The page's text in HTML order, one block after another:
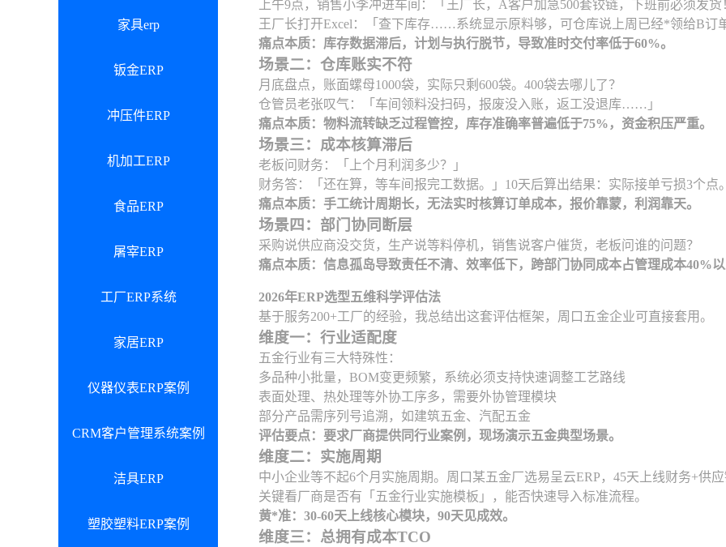
家具erp
钣金ERP
冲压件ERP
机加工ERP
食品ERP
屠宰ERP
工厂ERP系统
家居ERP
仪器仪表ERP案例
CRM客户管理系统案例
洁具ERP
塑胶塑料ERP案例
上午9点，销售小李冲进车间：「王厂长，A客户加急500套铰链，下班前必须发货
王厂长打开Excel：「查下库存……系统显示原料够，可仓库说上周已经*领给B订
痛点本质：库存数据滞后，计划与执行脱节，导致准时交付率低于60%。
场景二：仓库账实不符
月底盘点，账面螺母1000袋，实际只剩600袋。400袋去哪儿了？
仓管员老张叹气：「车间领料没扫码，报废没入账，返工没退库……」
痛点本质：物料流转缺乏过程管控，库存准确率普遍低于75%，资金积压严重。
场景三：成本核算滞后
老板问财务：「上个月利润多少？」
财务答：「还在算，等车间报完工数据。」10天后算出结果：实际接单亏损3个点。
痛点本质：手工统计周期长，无法实时核算订单成本，报价靠蒙，利润靠天。
场景四：部门协同断层
采购说供应商没交货，生产说等料停机，销售说客户催货，老板问谁的问题？
痛点本质：信息孤岛导致责任不清、效率低下，跨部门协同成本占管理成本40%以
2026年ERP选型五维科学评估法
基于服务200+工厂的经验，我总结出这套评估框架，周口五金企业可直接套用。
维度一：行业适配度
五金行业有三大特殊性：
多品种小批量，BOM变更频繁，系统必须支持快速调整工艺路线
表面处理、热处理等外协工序多，需要外协管理模块
部分产品需序列号追溯，如建筑五金、汽配五金
评估要点：要求厂商提供同行业案例，现场演示五金典型场景。
维度二：实施周期
中小企业等不起6个月实施周期。周口某五金厂选易呈云ERP，45天上线财务+供应
关键看厂商是否有「五金行业实施模板」，能否快速导入标准流程。
黄*准：30-60天上线核心模块，90天见成效。
维度三：总拥有成本TCO